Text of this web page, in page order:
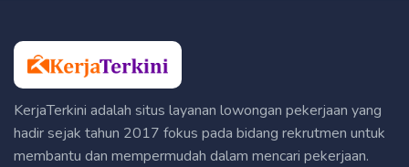
KerjaTerkini adalah situs layanan lowongan pekerjaan yang
hadir sejak tahun 2017 fokus pada bidang rekrutmen untuk
membantu dan mempermudah dalam mencari pekerjaan.